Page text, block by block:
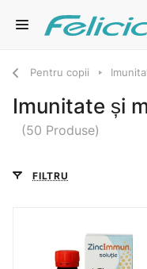
Pentru copii
Imunitate și
(50 Produse)
FILTRU